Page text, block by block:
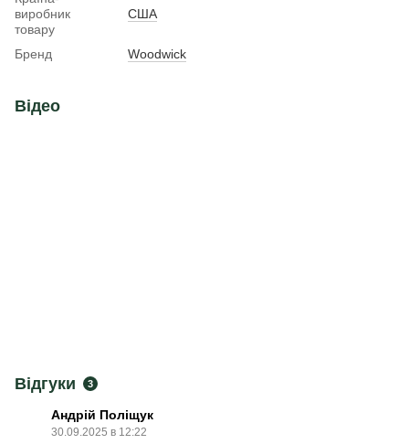
виробник
товару
США
Бренд Woodwick
Відео
Відгуки 3
Андрій Поліщук
30.09.2025 в 12:22